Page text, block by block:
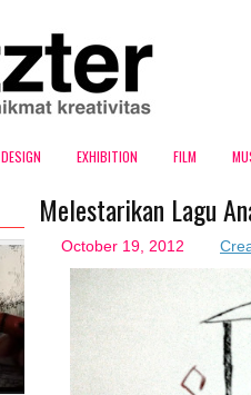
DESIGN EXHIBITION FILM
Melestarikan Lagu
October 19, 2012